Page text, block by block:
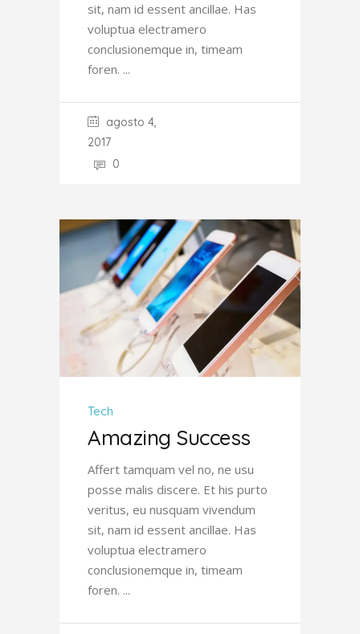
sit, nam id essent ancillae. Has
voluptua electramero
conclusionemque in, timeam
foren.
agosto 4,
2017
0
Tech
Amazing Success
Affert tamquam vel no, ne usu
posse malis discere. Et his purto
veritus, eu nusquam vivendum
sit, nam id essent ancillae. Has
voluptua electramero
conclusionemque in, timeam
foren.